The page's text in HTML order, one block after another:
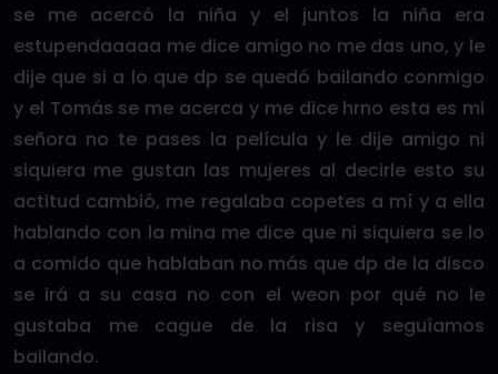
se me acercó la niña y el juntos la niña era
estupendaaaaa me dice amigo no me das uno, y le
dije que si a lo que dp se quedó bailando conmigo
y el Tomás se me acerca y me dice hrno esta es mi
señora no te pases la película y le dije amigo ni
siquiera me gustan las mujeres al decirle esto su
actitud cambió, me regalaba copetes a mí y a ella
hablando con la mina me dice que ni siquiera se lo
a comido que hablaban no más que dp de la disco
se irá a su casa no con el weon por qué no le
gustaba me cague de la risa y seguíamos
bailando.